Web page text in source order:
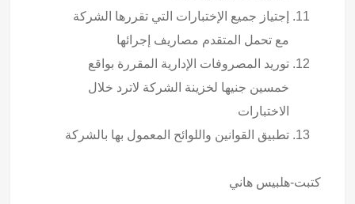
إجتياز جميع الإختبارات التي تقررها الشركة
مع تحمل المتقدم مصاريف إجرائها
توريد المصروفات الإدارية المقررة بواقع
خمسين جنيها لخزينة الشركة لاترد خلال
الاختبارات
تطبيق القوانين واللوائح المعمول بها بالشركة
كتبت-هلبيس هاني